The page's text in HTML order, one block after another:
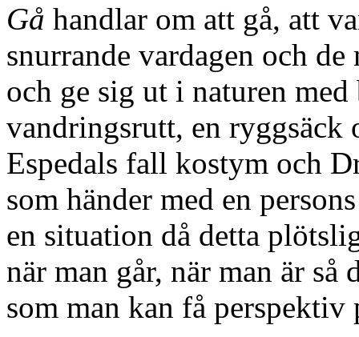
Gå handlar om att gå, att
snurrande vardagen och
och ge sig ut i naturen
vandringsrutt, en ryggsäck
Espedals fall kostym och
som händer med en
en situation då detta
när man går, när man är så
som man kan få